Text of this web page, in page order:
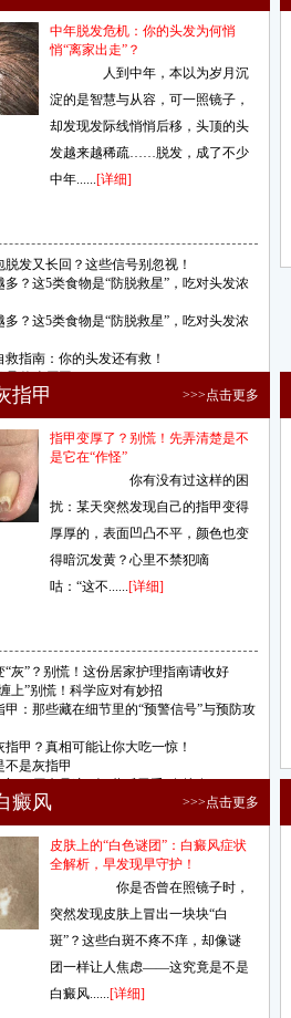
中年脱发危机：你的头发为何悄
悄“离家出走”？
人到中年，本以为岁月沉
淀的是智慧与从容，可一照镜子，
却发现发际线悄悄后移，头顶的头
发越来越稀疏……脱发，成了不少
中年......[详细]
脱发又长回？这些信号别忽视！
多？这5类食物是“防脱救星”，吃对头发浓
多？这5类食物是“防脱救星”，吃对头发浓
救指南：你的头发还有救！
么原因呢
指甲 >>>点击更多
指甲变厚了？别慌！先弄清楚是不
是它在“作怪”
你有没有过这样的困
扰：某天突然发现自己的指甲变得
厚厚的，表面凹凸不平，颜色也变
得暗沉发黄？心里不禁犯嘀
咕：“这不......[详细]
“灰”？别慌！这份居家护理指南请收好
上”别慌！科学应对有妙招
甲：那些藏在细节里的“预警信号”与预防攻
指甲？真相可能让你大吃一惊！
不是灰指甲
癜风 >>>点击更多
皮肤上的“白色谜团”：白癜风症状
全解析，早发现早守护！
你是否曾在照镜子时，
突然发现皮肤上冒出一块块“白
斑”？这些白斑不疼不痒，却像谜
团一样让人焦虑——这究竟是不是
白癜风......[详细]